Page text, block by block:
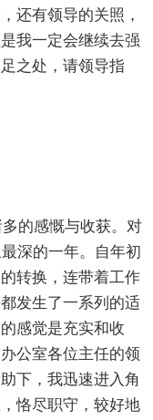
还有领导的关照，
我一定会继续去强
之处，请领导指
的感慨与收获。对
深的一年。自年初
转换，连带着工作
发生了一系列的适
感觉是充实和收
公室各位主任的领
下，我迅速进入角
恪尽职守，较好地